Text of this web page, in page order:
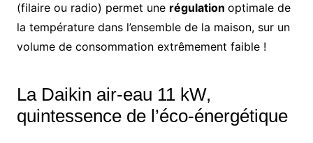
(filaire ou radio) permet une régulation optimale de
la température dans l’ensemble de la maison, sur un
volume de consommation extrêmement faible !
La Daikin air-eau 11 kW,
quintessence de l’éco-énergétique